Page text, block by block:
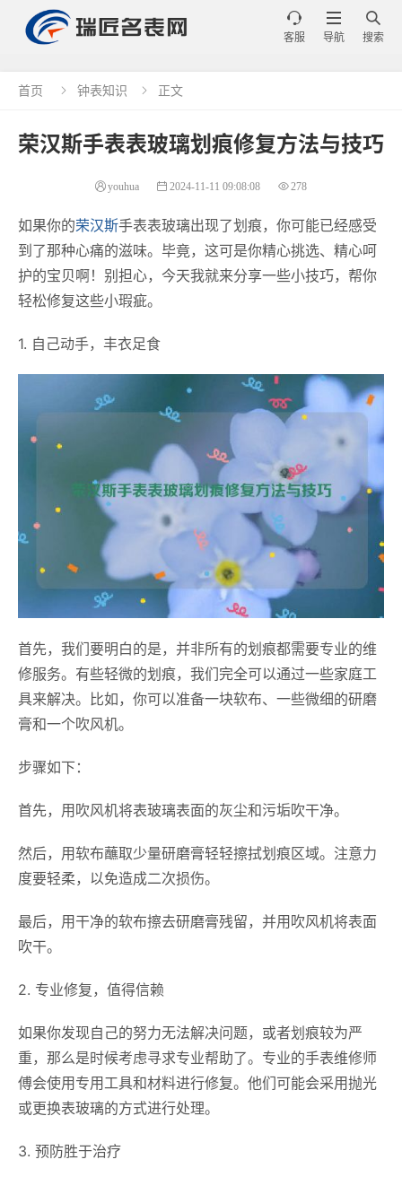

搜索

导航

客服
首页  钟表知识  正文
荣汉斯手表表玻璃划痕修复方法与技巧
youhua 2024-11-11 09:08:08 278
如果你的荣汉斯手表表玻璃出现了划痕，你可能已经感受
到了那种心痛的滋味。毕竟，这可是你精心挑选、精心呵
护的宝贝啊！别担心，今天我就来分享一些小技巧，帮你
轻松修复这些小瑕疵。
1. 自己动手，丰衣足食
首先，我们要明白的是，并非所有的划痕都需要专业的维
修服务。有些轻微的划痕，我们完全可以通过一些家庭工
具来解决。比如，你可以准备一块软布、一些微细的研磨
膏和一个吹风机。
步骤如下：
首先，用吹风机将表玻璃表面的灰尘和污垢吹干净。
然后，用软布蘸取少量研磨膏轻轻擦拭划痕区域。注意力
度要轻柔，以免造成二次损伤。
最后，用干净的软布擦去研磨膏残留，并用吹风机将表面
吹干。
2. 专业修复，值得信赖
如果你发现自己的努力无法解决问题，或者划痕较为严
重，那么是时候考虑寻求专业帮助了。专业的手表维修师
傅会使用专用工具和材料进行修复。他们可能会采用抛光
或更换表玻璃的方式进行处理。
3. 预防胜于治疗